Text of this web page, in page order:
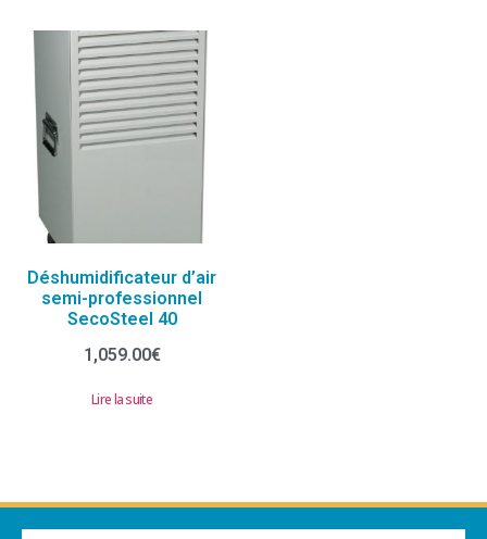
Déshumidificateur d’air
semi-professionnel
SecoSteel 40
1,059.00€
Lire la suite